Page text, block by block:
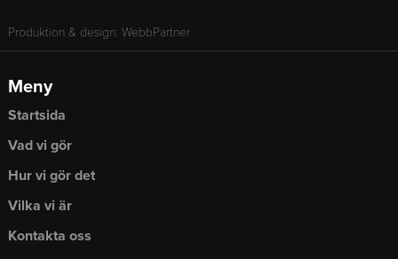
Produktion & design: WebbPartner
Meny
Startsida
Vad vi gör
Hur vi gör det
Vilka vi är
Kontakta oss